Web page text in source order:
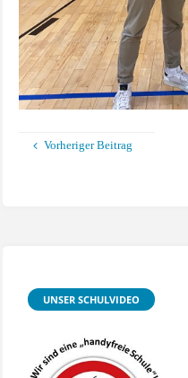
Vorheriger Beitrag
UNSER SCHULVIDEO